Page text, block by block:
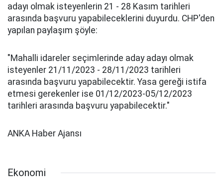
adayı olmak isteyenlerin 21 - 28 Kasım tarihleri
arasında başvuru yapabileceklerini duyurdu. CHP'den
yapılan paylaşım şöyle:
"Mahalli idareler seçimlerinde aday adayı olmak
isteyenler 21/11/2023 - 28/11/2023 tarihleri
arasında başvuru yapabilecektir. Yasa gereği istifa
etmesi gerekenler ise 01/12/2023-05/12/2023
tarihleri arasında başvuru yapabilecektir."
ANKA Haber Ajansı
Ekonomi